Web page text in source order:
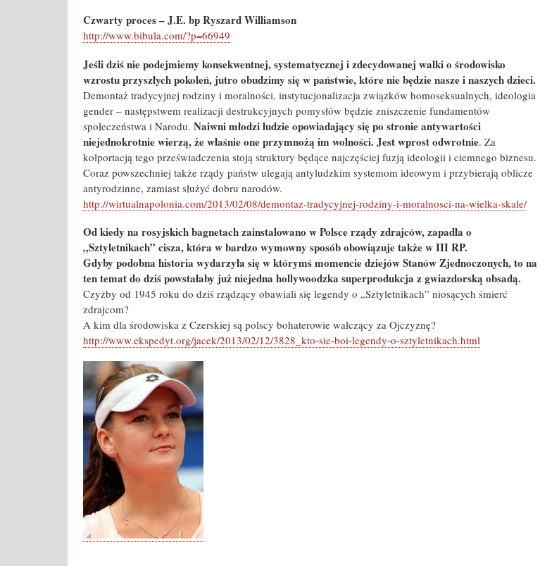
Czwarty proces – J.E. bp Ryszard Williamson
http://www.bibula.com/?p=66949
Jeśli dziś nie podejmiemy konsekwentnej, systematycznej i zdecydowanej walki o środowisko
wzrostu przyszłych pokoleń, jutro obudzimy się w państwie, które nie będzie nasze i naszych dzieci.
Demontaż tradycyjnej rodziny i moralności, instytucjonalizacja związków homoseksualnych, ideologia
gender – następstwem realizacji destrukcyjnych pomysłów będzie zniszczenie fundamentów
społeczeństwa i Narodu. Naiwni młodzi ludzie opowiadający się po stronie antywartości
niejednokrotnie wierzą, że właśnie one przymnożą im wolności. Jest wprost odwrotnie. Za
kolportacją tego przeświadczenia stoją struktury będące najczęściej fuzją ideologii i ciemnego biznesu.
Coraz powszechniej także rządy państw ulegają antyludzkim systemom ideowym i przybierają oblicze
antyrodzinne, zamiast służyć dobru narodów.
http://wirtualnapolonia.com/2013/02/08/demontaz-tradycyjnej-rodziny-i-moralnosci-na-wielka-skale/
Od kiedy na rosyjskich bagnetach zainstalowano w Polsce rządy zdrajców, zapadła o
„Sztyletnikach” cisza, która w bardzo wymowny sposób obowiązuje także w III RP.
Gdyby podobna historia wydarzyła się w którymś momencie dziejów Stanów Zjednoczonych, to na
ten temat do dziś powstałaby już niejedna hollywoodzka superprodukcja z gwiazdorską obsadą.
Czyżby od 1945 roku do dziś rządzący obawiali się legendy o „Sztyletnikach” niosących śmierć
zdrajcom?
A kim dla środowiska z Czerskiej są polscy bohaterowie walczący za Ojczyznę?
http://www.ekspedyt.org/jacek/2013/02/12/3828_kto-sie-boi-legendy-o-sztyletnikach.html